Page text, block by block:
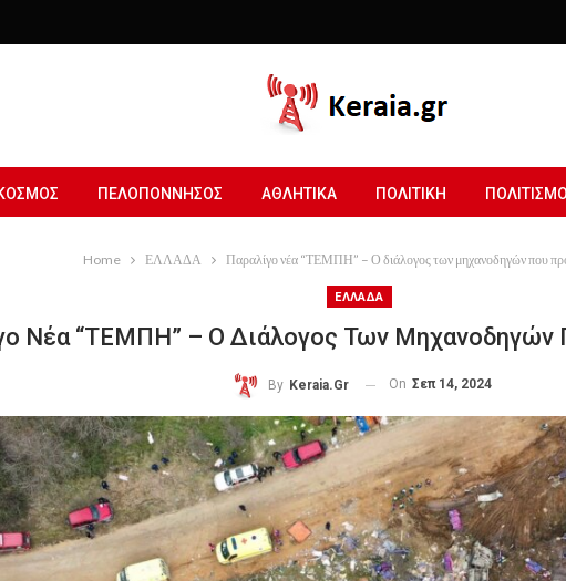
ΠΕΛΟΠΟΝΝΗΣΟΣ ΑΘΛΗΤΙΚΑ ΠΟΛΙΤΙΚΗ
Home ΕΛΛΑΔΑ Παραλίγο νέα “ΤΕΜΠΗ” – Ο διάλογος των μηχανοδηγών που
ΕΛΛΑΔΑ
Νέα “ΤΕΜΠΗ” – Ο Διάλογος Των
By Keraia.gr On Σεπ 14, 2024